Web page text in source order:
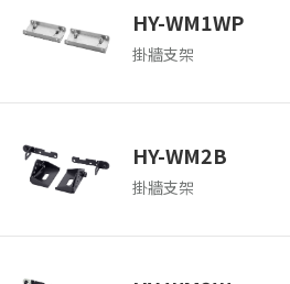
HY-WM1WP
掛牆支架
HY-WM2B
掛牆支架